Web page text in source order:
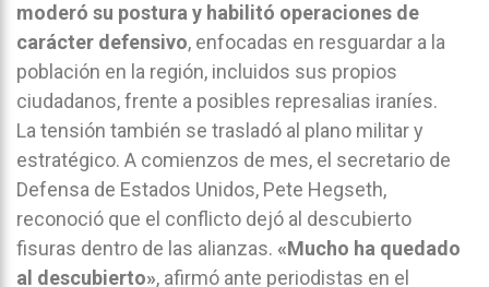
moderó su postura y habilitó operaciones de
carácter defensivo, enfocadas en resguardar a la
población en la región, incluidos sus propios
ciudadanos, frente a posibles represalias iraníes.
La tensión también se trasladó al plano militar y
estratégico. A comienzos de mes, el secretario de
Defensa de Estados Unidos, Pete Hegseth,
reconoció que el conflicto dejó al descubierto
fisuras dentro de las alianzas. «Mucho ha quedado
al descubierto», afirmó ante periodistas en el